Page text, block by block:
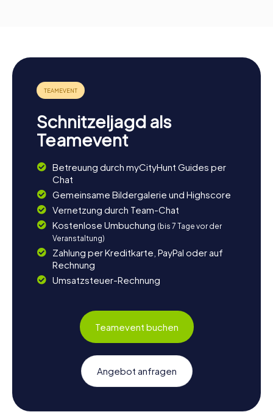
Schnitzeljagd als
Teamevent
Betreuung durch myCityHunt Guides per
Chat
Gemeinsame Bildergalerie und Highscore
Vernetzung durch Team-Chat
Kostenlose Umbuchung (bis 7 Tage vor der
Veranstaltung)
Zahlung per Kreditkarte, PayPal oder auf
Rechnung
Umsatzsteuer-Rechnung
Teamevent buchen
Angebot anfragen